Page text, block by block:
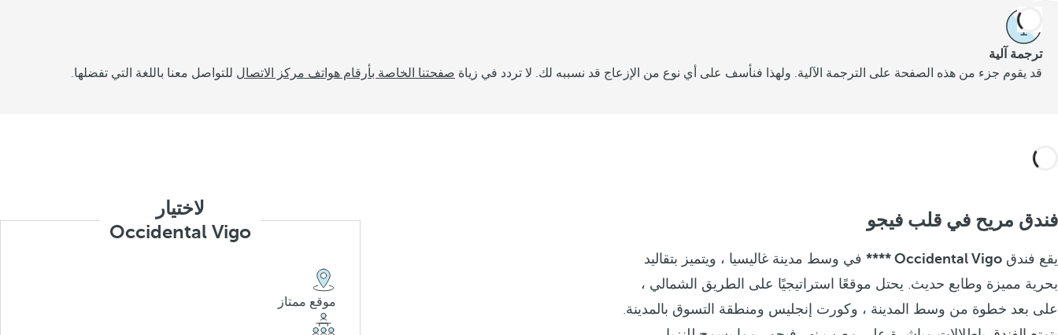
ترجمة آلية
قد يقوم جزء من هذه الصفحة على الترجمة الآلية. ولهذا فنأسف على أي نوع من الإزعاج قد نسببه لك. لا تردد في زياة صفحتنا الخاصة بأرقام هواتف مركز الاتصال للتواصل معنا باللغة التي تفضلها.
فندق مريح في قلب فيجو
يقع فندق Occidental Vigo ****
في وسط مدينة غاليسيا ، ويتميز بتقاليد
بحرية مميزة وطابع حديث. يحتل موقعًا استراتيجيًا على الطريق الشمالي ،
على بعد خطوة من وسط المدينة ، وكورت إنجليس ومنطقة التسوق بالمدينة.
لاختيار
Occidental Vigo
موقع ممتاز